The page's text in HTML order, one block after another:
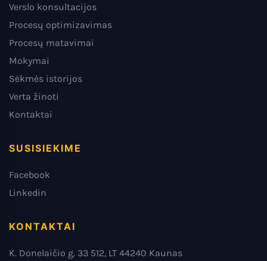
Verslo konsultacijos
Procesų optimizavimas
Procesų matavimai
Mokymai
Sėkmės istorijos
Verta žinoti
Kontaktai
SUSISIEKIME
Facebook
Linkedin
KONTAKTAI
K. Donelaičio g. 33 512, LT 44240 Kaunas